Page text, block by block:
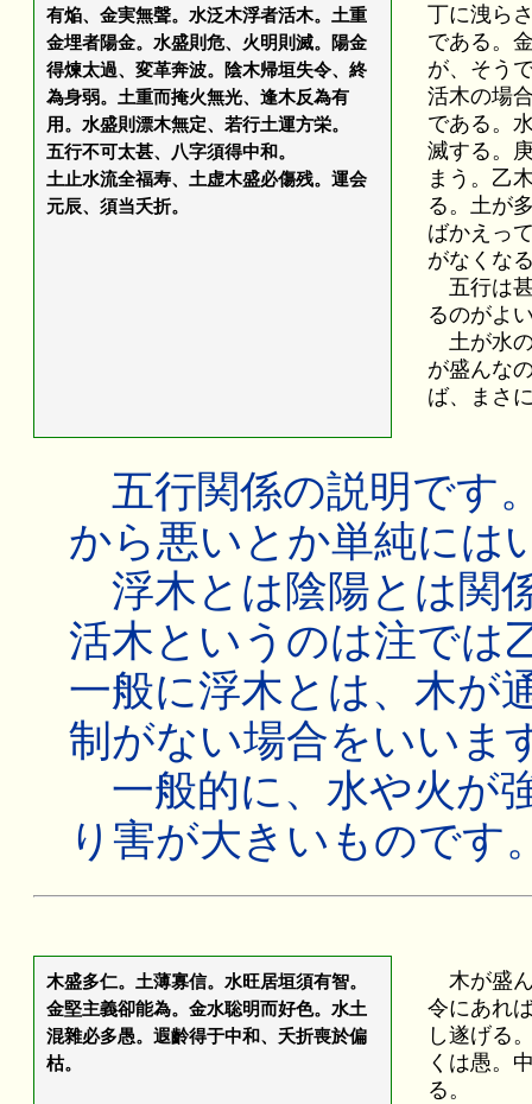
有焔、金実無聲。水泛木浮者活木。土重
金埋者陽金。水盛則危、火明則滅。陽金
得煉太過、変革奔波。陰木帰垣失令、終
為身弱。土重而掩火無光、逢木反為有
用。水盛則漂木無定、若行土運方栄。
五行不可太甚、八字須得中和。
土止水流全福寿、土虚木盛必傷残。運会
元辰、須当夭折。
丁に洩ら
である。
が、そう
活木の場
である。
滅する。
まう。乙
る。土が
ばかえっ
がなくな
五行は
るのがよ
土が水
が盛んな
ば、まさ
五行関係の説明です
から悪いとか単純には
浮木とは陰陽とは関
活木というのは注では
一般に浮木とは、木が
制がない場合をいいま
一般的に、水や火が
り害が大きいものです
木盛多仁。土薄寡信。水旺居垣須有智。
金堅主義卻能為。金水聡明而好色。水土
混雜必多愚。遐齡得于中和、夭折喪於偏
枯。
木が盛
令にあれ
し遂げる
くは愚。
る。